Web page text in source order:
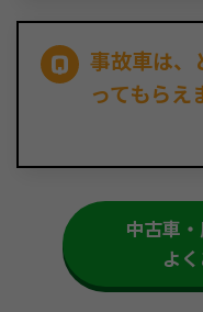
事故車は、
ってもらえ
中古車
よ